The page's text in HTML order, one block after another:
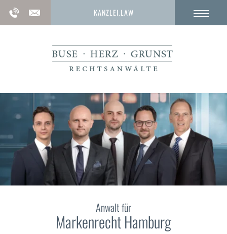
KANZLEI.LAW
Anwalt für
Markenrecht Hamburg